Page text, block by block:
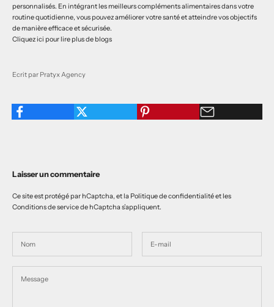
personnalisés. En intégrant les meilleurs compléments alimentaires dans votre
routine quotidienne, vous pouvez améliorer votre santé et atteindre vos objectifs
de manière efficace et sécurisée.
Cliquez ici pour lire plus de blogs
Ecrit par Pratyx Agency
Laisser un commentaire
Ce site est protégé par hCaptcha, et la Politique de confidentialitéet les
Conditions de servicede hCaptcha s’appliquent.